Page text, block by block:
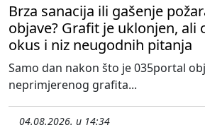
Brza sanacija ili gašenje
objave? Grafit je uklonjen, ali
okus i niz neugodnih pitanja
Samo dan nakon što je 035portal
neprimjerenog grafita...
04.08.2026. u 14:34